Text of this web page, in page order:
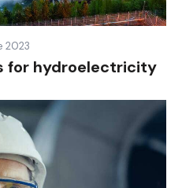
2023
for hydroelectricity